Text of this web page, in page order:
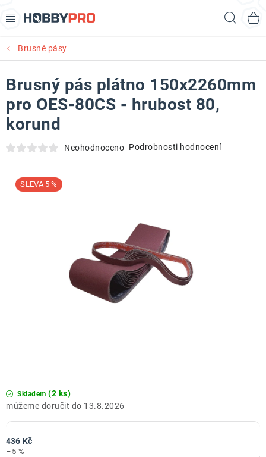
na
AKCE
PRODUKTY
PRODUKTY RECORD POWER
PRODUKTY BENET
Kontakt
Brusné pásy
Skladem (2 ks)
13.8.2026
436 Kč
–5 %
Brusný pás plátno 150x2260mm
pro OES-80CS - hrubost 80,
korund
Neohodnoceno Podrobnosti hodnocení
5 %